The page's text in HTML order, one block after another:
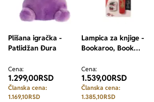
Plišana igračka -
Patlidžan Đura
Cena:
1.299,00RSD
Članska cena:
1.169,10RSD
Lampica za knjige -
Bookaroo, Book
Dragon
Cena:
1.539,00RSD
Članska cena:
1.385,10RSD